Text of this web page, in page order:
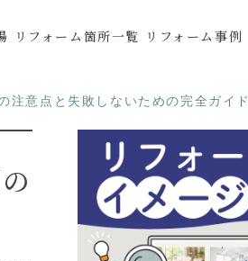
リフォーム箇所一覧 リフォーム事例
注意点と失敗しないための完全ガイド